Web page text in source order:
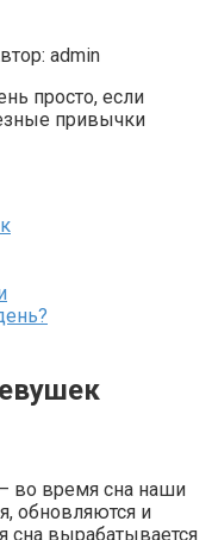
admin
просто, если
привычки
во время сна наши
обновляются и
сна вырабатывается